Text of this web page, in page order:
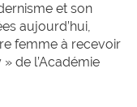
et son
aujourd’hui,
femme à recevoir
de l’Académie